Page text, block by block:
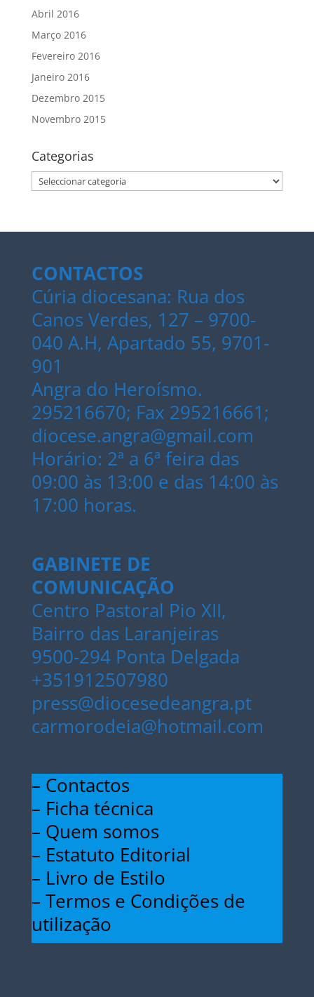
Abril 2016
Março 2016
Fevereiro 2016
Janeiro 2016
Dezembro 2015
Novembro 2015
Categorias
Categorias
CONTACTOS
Cúria diocesana: Rua dos
Canos Verdes, 127 – 9700-
040 A.H, Apartado 55, 9701-
901
Angra do Heroísmo.
295216670; Fax 295216661;
diocese.angra@gmail.com
Horário: 2ª a 6ª feira das
09:00 às 13:00 e das 14:00 às
17:00 horas.
GABINETE DE
COMUNICAÇÃO
Centro Pastoral Pio XII,
Bairro das Laranjeiras
9500-294 Ponta Delgada
+351912507980
press@diocesedeangra.pt
carmorodeia@hotmail.com
– Contactos
– Ficha técnica
– Quem somos
– Estatuto Editorial
– Livro de Estilo
– Termos e Condições de
utilização